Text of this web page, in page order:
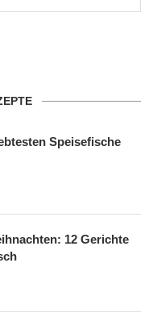
Speisefische
12 Gerichte